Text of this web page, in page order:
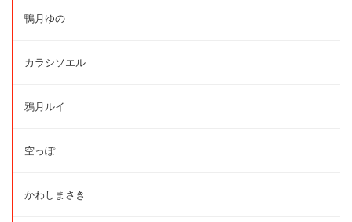
鴨月ゆの
カラシソエル
鴉月ルイ
空っぽ
かわしまさき